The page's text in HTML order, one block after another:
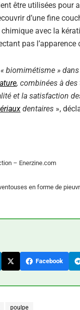
être utilisées pour
d’une fine
avec la
pas l’apparence
biomimétisme »
, combinées à
et la satisfaction
dentaires »,
– Enerzine.com
en forme de
Facebook
poulpe